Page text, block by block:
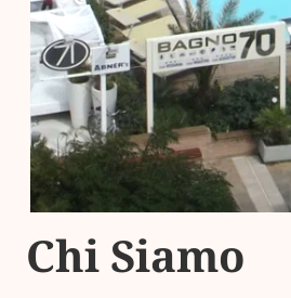
Chi Siamo